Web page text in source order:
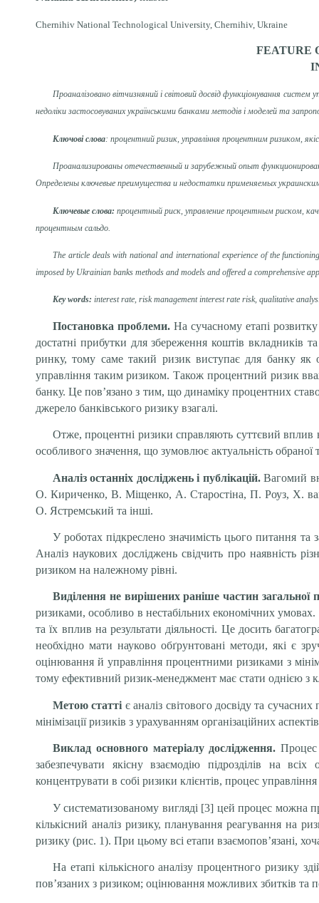
Chernihiv National Technological University, Chernihiv, Ukraine
FEATURE
Проаналізовано вітчизняний і світовий досвід функціонування
недоліки застосовуваних українськими банками методів і моделей та
Ключові слова: процентний ризик, управління процентним ризиком,
Проанализированы отечественный и зарубежный опыт
Определены ключевые преимущества и недостатки применяемых
Ключевые слова: процентный риск, управление процентным риском,
процентным сальдо.
The article deals with national and international experience of the
imposed by Ukrainian banks methods and models and offered a comprehensive
Key words: interest rate, risk management interest rate risk, qualitative
Постановка проблеми.На сучасному етапі
достатні прибутки для збереження коштів вкладників
ринку, тому саме такий ризик виступає для банку як
управління таким ризиком. Також процентний ризик
банку. Це пов’язано з тим, що динаміку процентних
джерело банківського ризику взагалі.
Отже, процентні ризики справляють суттєвий вплив
особливого значення, що зумовлює актуальність
Аналіз останніх досліджень і публікацій.Вагомий
О. Кириченко, В. Міщенко, А. Старостіна, П. Роуз, X.
О. Ястремський та інші.
У роботах підкреслено значимість цього питання
Аналіз наукових досліджень свідчить про наявність
ризиком на належному рівні.
Виділення не вирішених раніше частин загальної
ризиками, особливо в нестабільних економічних
та їх вплив на результати діяльності. Це досить
необхідно мати науково обґрунтовані методи, які є
оцінювання й управління процентними ризиками з
тому ефективний ризик-менеджмент має стати однією з
Метою статті є аналіз світового досвіду та
мінімізації ризиків з урахуванням організаційних
Виклад основного матеріалу дослідження.Процес
забезпечувати якісну взаємодію підрозділів на
концентрувати в собі ризики клієнтів, процес
У систематизованому вигляді [3] цей процес можна
кількісний аналіз ризику, планування реагування на
ризику (рис. 1). При цьому всі етапи взаємопов’язані,
На етапі кількісного аналізу процентного ризику
пов’язаних з ризиком; оцінювання можливих збитків та